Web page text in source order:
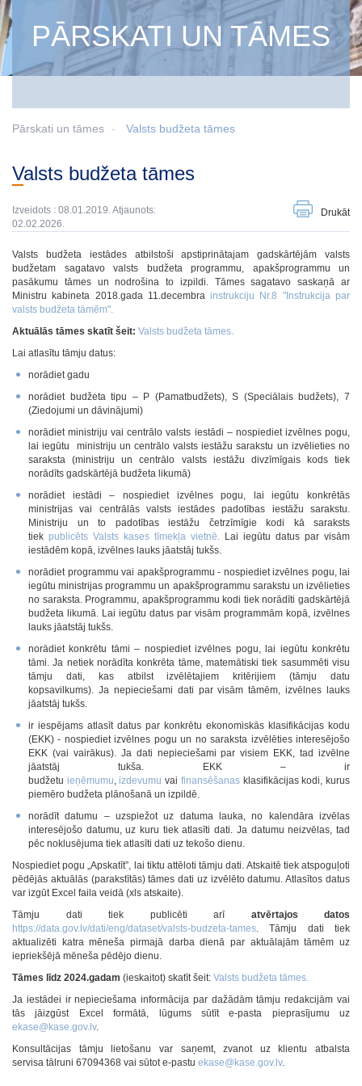
PĀRSKATI UN TĀMES
Pārskati un tāmes Valsts budžeta tāmes
Valsts budžeta tāmes
Izveidots : 08.01.2019. Atjaunots:
02.02.2026.
Drukāt
Valsts budžeta iestādes atbilstoši apstiprinātajam gadskārtējām valsts
budžetam sagatavo valsts budžeta programmu, apakšprogrammu un
pasākumu tāmes un nodrošina to izpildi. Tāmes sagatavo saskaņā ar
Ministru kabineta 2018.gada 11.decembra instrukciju Nr.8 "Instrukcija par
valsts budžeta tāmēm".
Aktuālās tāmes skatīt šeit: Valsts budžeta tāmes.
Lai atlasītu tāmju datus:
norādiet gadu
norādiet budžeta tipu – P (Pamatbudžets), S (Speciālais budžets), 7
(Ziedojumi un dāvinājumi)
norādiet ministriju vai centrālo valsts iestādi – nospiediet izvēlnes pogu,
lai iegūtu ministriju un centrālo valsts iestāžu sarakstu un izvēlieties no
saraksta (ministriju un centrālo valsts iestāžu divzīmīgais kods tiek
norādīts gadskārtējā budžeta likumā)
norādiet iestādi – nospiediet izvēlnes pogu, lai iegūtu konkrētās
ministrijas vai centrālās valsts iestādes padotības iestāžu sarakstu.
Ministriju un to padotības iestāžu četrzīmīgie kodi kā saraksts
tiek publicēts Valsts kases tīmekļa vietnē. Lai iegūtu datus par visām
iestādēm kopā, izvēlnes lauks jāatstāj tukšs.
norādiet programmu vai apakšprogrammu - nospiediet izvēlnes pogu, lai
iegūtu ministrijas programmu un apakšprogrammu sarakstu un izvēlieties
no saraksta. Programmu, apakšprogrammu kodi tiek norādīti gadskārtējā
budžeta likumā. Lai iegūtu datus par visām programmām kopā, izvēlnes
lauks jāatstāj tukšs.
norādiet konkrētu tāmi – nospiediet izvēlnes pogu, lai iegūtu konkrētu
tāmi. Ja netiek norādīta konkrēta tāme, matemātiski tiek sasummēti visu
tāmju dati, kas atbilst izvēlētajiem kritērijiem (tāmju datu
kopsavilkums). Ja nepieciešami dati par visām tāmēm, izvēlnes lauks
jāatstāj tukšs.
ir iespējams atlasīt datus par konkrētu ekonomiskās klasifikācijas kodu
(EKK) - nospiediet izvēlnes pogu un no saraksta izvēlēties interesējošo
EKK (vai vairākus). Ja dati nepieciešami par visiem EKK, tad izvēlne
jāatstāj tukša. EKK – ir
budžetu ieņēmumu,izdevumu vai finansēšanasklasifikācijas kodi, kurus
piemēro budžeta plānošanā un izpildē.
norādīt datumu – uzspiežot uz datuma lauka, no kalendāra izvēlas
interesējošo datumu, uz kuru tiek atlasīti dati. Ja datumu neizvēlas, tad
pēc noklusējuma tiek atlasīti dati uz tekošo dienu.
Nospiediet pogu „Apskatīt”, lai tiktu attēloti tāmju dati. Atskaitē tiek atspoguļoti
pēdējās aktuālās (parakstītās) tāmes dati uz izvēlēto datumu. Atlasītos datus
var izgūt Excel faila veidā (xls atskaite).
Tāmju dati tiek publicēti arī atvērtajos datos
https://data.gov.lv/dati/eng/dataset/valsts-budzeta-tames. Tāmju dati tiek
aktualizēti katra mēneša pirmajā darba dienā par aktuālajām tāmēm uz
iepriekšējā mēneša pēdējo dienu.
Tāmes līdz 2024.gadam (ieskaitot) skatīt šeit: Valsts budžeta tāmes.
Ja iestādei ir nepieciešama informācija par dažādām tāmju redakcijām vai
tās jāizgūst Excel formātā, lūgums sūtīt e-pasta pieprasījumu uz
ekase@kase.gov.lv.
Konsultācijas tāmju lietošanu var saņemt, zvanot uz klientu atbalsta
servisa tālruni 67094368 vai sūtot e-pastu ekase@kase.gov.lv.